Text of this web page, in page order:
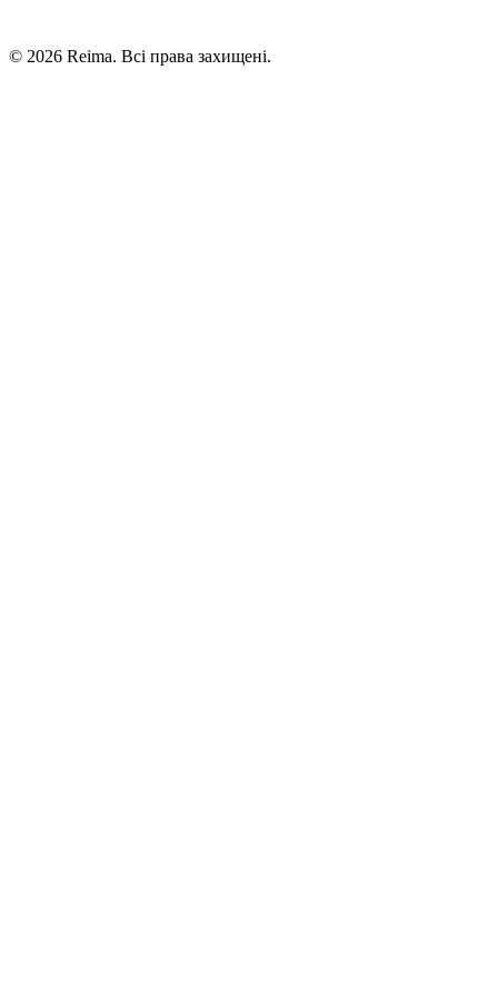
© 2026 Reima. Всі права захищені.